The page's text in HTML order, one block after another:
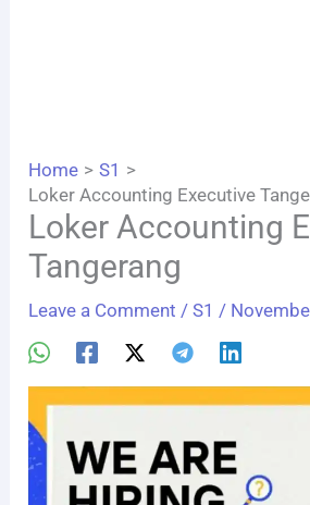
Home
S1
Loker Accounting Executive
Loker Accounting
Tangerang
Leave a Comment /S1 /